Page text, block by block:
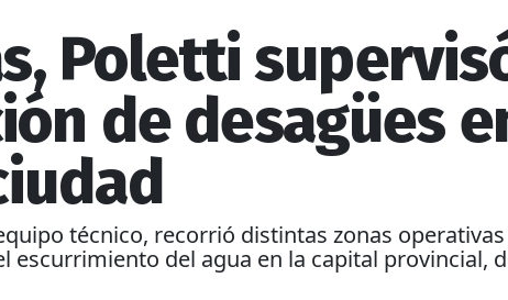
Poletti
de desagües
técnico, recorrió distintas zonas
escurrimiento del agua en la capital provincial,